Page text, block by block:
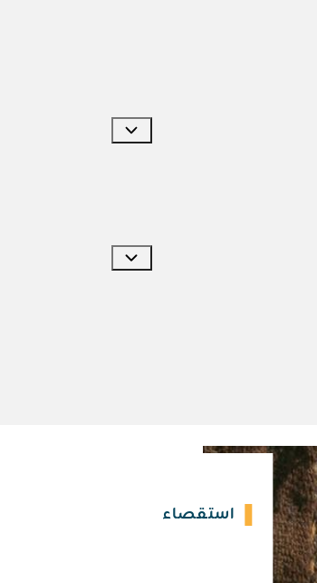
استقصاء